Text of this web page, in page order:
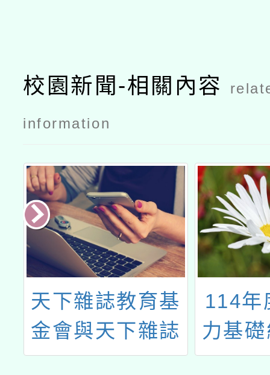
校園新聞-相關內容
information
天下雜誌教育基
金會與天下雜誌
辦理「創意教案
114年
力基
全